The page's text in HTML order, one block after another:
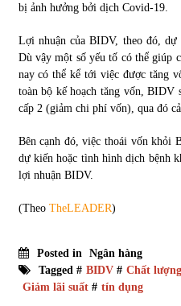
bị ảnh hưởng bởi dịch Covid-19.
Lợi nhuận của BIDV, theo đó, dự
Dù vậy một số yếu tố có thể giúp
nay có thể kể tới việc được tăng
toàn bộ kế hoạch tăng vốn, BIDV
cấp 2 (giảm chi phí vốn), qua đó
Bên cạnh đó, việc thoái vốn khỏi
dự kiến hoặc tình hình dịch bệnh
lợi nhuận BIDV.
(Theo TheLEADER)
Posted in
Ngân hàng
Tagged # BIDV# Chất
Giảm lãi suất# tín dụng